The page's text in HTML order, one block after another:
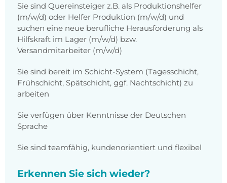
Sie sind Quereinsteiger z.B. als Produktionshelfer
(m/w/d) oder Helfer Produktion (m/w/d) und
suchen eine neue berufliche Herausforderung als
Hilfskraft im Lager (m/w/d) bzw.
Versandmitarbeiter (m/w/d)
Sie sind bereit im Schicht-System (Tagesschicht,
Frühschicht, Spätschicht, ggf. Nachtschicht) zu
arbeiten
Sie verfügen über Kenntnisse der Deutschen
Sprache
Sie sind teamfähig, kundenorientiert und flexibel
Erkennen Sie sich wieder?